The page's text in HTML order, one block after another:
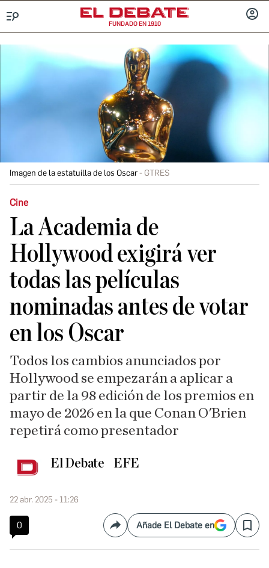
FUNDADO EN 1910
Imagen de la estatuilla de los Oscar GTRES
Cine
La Academia de
Hollywood exigirá ver
todas las películas
nominadas antes de votar
en los Oscar
Todos los cambios anunciados por
Hollywood se empezarán a aplicar a
partir de la 98 edición de los premios en
mayo de 2026 en la que Conan O'Brien
repetirá como presentador
El Debate EFE
22 abr. 2025 - 11:26
0 CompartirAñade El Debate en Save